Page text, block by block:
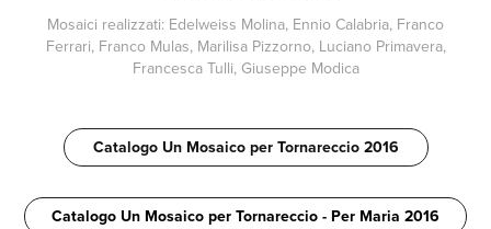
Mosaici realizzati: Edelweiss Molina, Ennio Calabria, Franco
Ferrari, Franco Mulas, Marilisa Pizzorno, Luciano Primavera,
Francesca Tulli, Giuseppe Modica
Catalogo Un Mosaico per Tornareccio 2016
Catalogo Un Mosaico per Tornareccio - Per Maria 2016